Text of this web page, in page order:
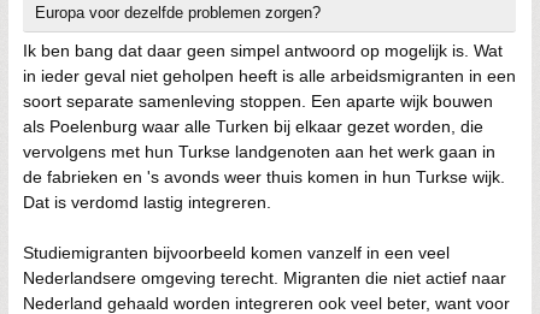
Europa voor dezelfde problemen zorgen?
Ik ben bang dat daar geen simpel antwoord op mogelijk is. Wat
in ieder geval niet geholpen heeft is alle arbeidsmigranten in een
soort separate samenleving stoppen. Een aparte wijk bouwen
als Poelenburg waar alle Turken bij elkaar gezet worden, die
vervolgens met hun Turkse landgenoten aan het werk gaan in
de fabrieken en 's avonds weer thuis komen in hun Turkse wijk.
Dat is verdomd lastig integreren.
Studiemigranten bijvoorbeeld komen vanzelf in een veel
Nederlandsere omgeving terecht. Migranten die niet actief naar
Nederland gehaald worden integreren ook veel beter, want voor